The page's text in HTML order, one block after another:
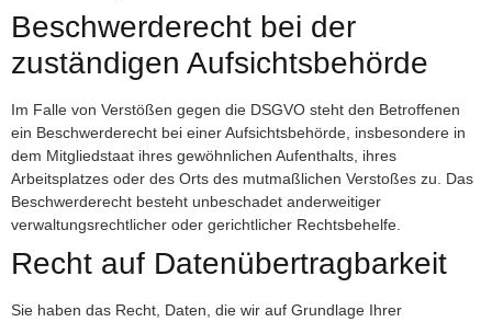
Beschwerderecht bei der
zuständigen Aufsichtsbehörde
Im Falle von Verstößen gegen die DSGVO steht den Betroffenen
ein Beschwerderecht bei einer Aufsichtsbehörde, insbesondere in
dem Mitgliedstaat ihres gewöhnlichen Aufenthalts, ihres
Arbeitsplatzes oder des Orts des mutmaßlichen Verstoßes zu. Das
Beschwerderecht besteht unbeschadet anderweitiger
verwaltungsrechtlicher oder gerichtlicher Rechtsbehelfe.
Recht auf Datenübertragbarkeit
Sie haben das Recht, Daten, die wir auf Grundlage Ihrer